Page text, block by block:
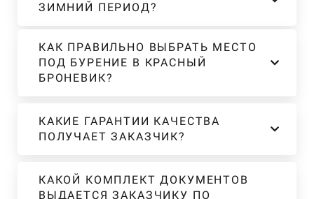
ЗИМНИЙ ПЕРИОД?
КАК ПРАВИЛЬНО ВЫБРАТЬ МЕСТО
ПОД БУРЕНИЕ В КРАСНЫЙ
БРОНЕВИК?
КАКИЕ ГАРАНТИИ КАЧЕСТВА
ПОЛУЧАЕТ ЗАКАЗЧИК?
КАКОЙ КОМПЛЕКТ ДОКУМЕНТОВ
ВЫДАЕТСЯ ЗАКАЗЧИКУ ПО